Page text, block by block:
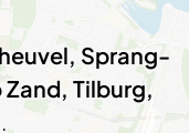
Sprang-
Tilburg,
.